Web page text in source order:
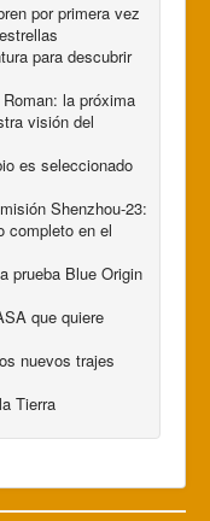
por primera vez
para descubrir
la próxima
visión del
es seleccionado
Shenzhou-23:
completo en el
prueba Blue Origin
que quiere
nuevos trajes
Tierra